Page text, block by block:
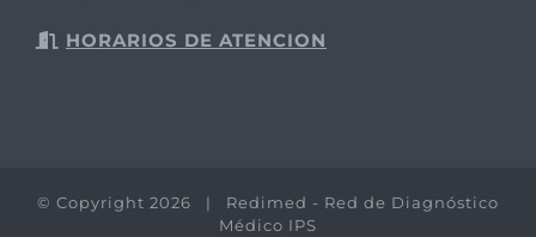
HORARIOS DE ATENCION
© Copyright 2026 | Redimed - Red de Diagnóstico
Médico IPS